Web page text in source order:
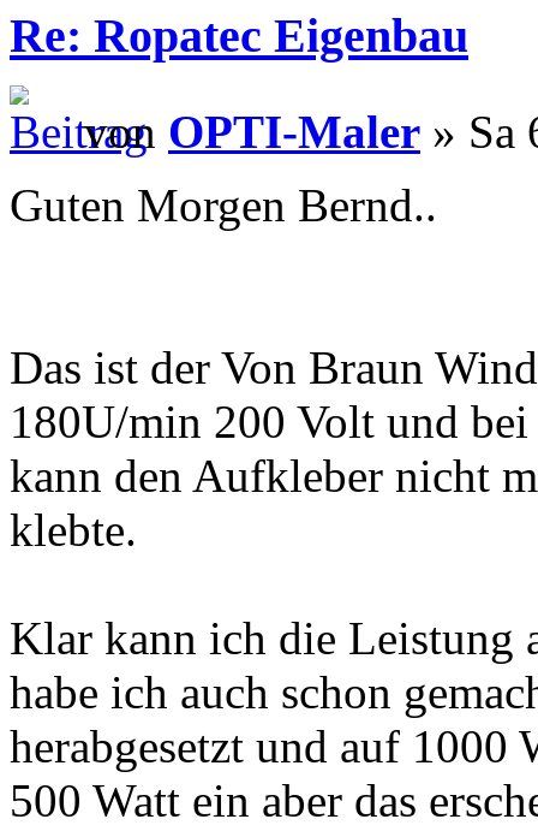
Re: Ropatec Eigenbau
von OPTI-Maler » Sa
Guten Morgen Bernd..
Das ist der Von Braun
180U/min 200 Volt und
kann den Aufkleber nicht
klebte.
Klar kann ich die Leistung
habe ich auch schon
herabgesetzt und auf 1000
500 Watt ein aber das